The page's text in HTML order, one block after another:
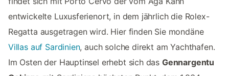
entwickelte Luxusferienort, in dem jährlich die Rolex-
Regatta ausgetragen wird. Hier finden Sie mondäne
Villas auf Sardinien, auch solche direkt am Yachthafen.
Im Osten der Hauptinsel erhebt sich das Gennargentu